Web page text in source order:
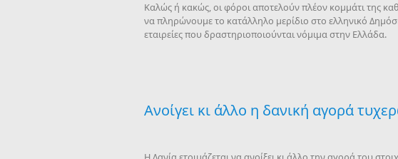
Καλώς ή κακώς, οι φόροι αποτελούν πλέον κομμάτι της
να πληρώνουμε το κατάλληλο μερίδιο στο ελληνικό
εταιρείες που δραστηριοποιούνται νόμιμα στην Ελλάδα.
Ανοίγει κι άλλο η δανική αγορά